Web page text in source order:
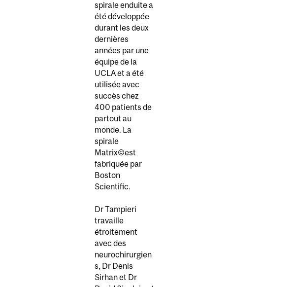
spirale enduite a
été développée
durant les deux
dernières
années par une
équipe de la
UCLA et a été
utilisée avec
succès chez
400 patients de
partout au
monde. La
spirale
Matrix©est
fabriquée par
Boston
Scientific.
Dr Tampieri
travaille
étroitement
avec des
neurochirurgien
s, Dr Denis
Sirhan et Dr